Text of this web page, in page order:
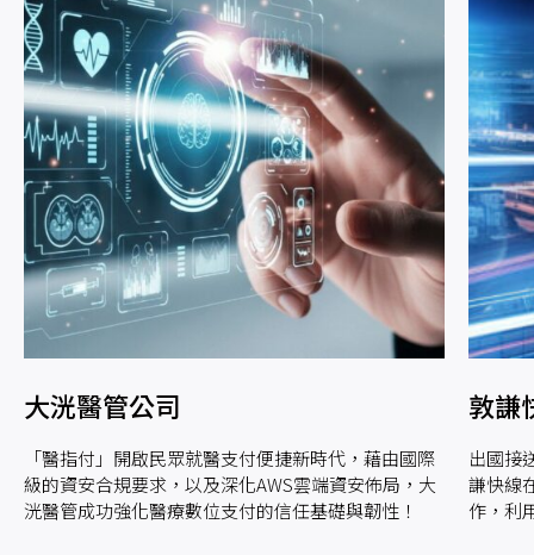
大洸醫管公司
「醫指付」開啟民眾就醫支付便捷新時代，藉由國際
級的資安合規要求，以及深化AWS雲端資安佈局，大
洸醫管成功強化醫療數位支付的信任基礎與韌性！
敦謙
出國接
謙快線
作，利